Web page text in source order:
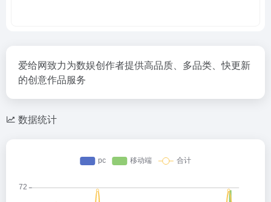
爱给网致力为数娱创作者提供高品质、多品类、快更新
的创意作品服务
数据统计